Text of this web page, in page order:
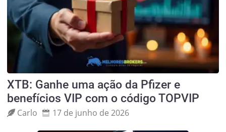
XTB: Ganhe uma ação da Pfizer e
benefícios VIP com o código TOPVIP
Carlo 17 de junho de 2026